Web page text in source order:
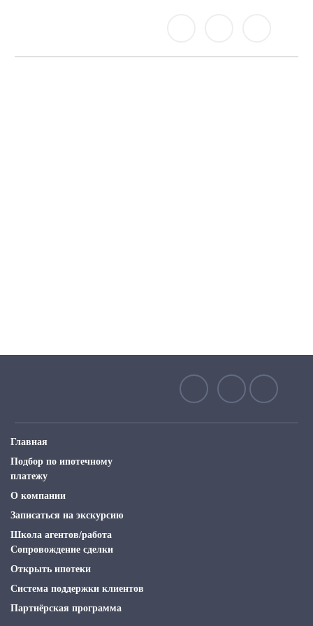
Главная
Подбор по ипотечному
платежу
О компании
Записаться на экскурсию
Школа агентов/работа
Сопровождение сделки
Открыть ипотеки
Система поддержки клиентов
Партнёрская программа